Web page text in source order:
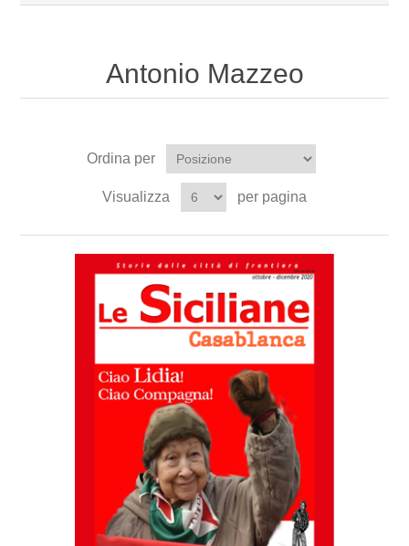
Antonio Mazzeo
Ordina per
Visualizza per pagina